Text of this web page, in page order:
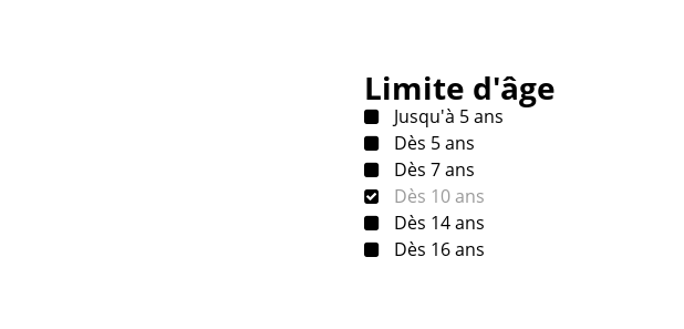
Limite d'âge
Jusqu'à 5 ans
Dès 5 ans
Dès 7 ans
Dès 10 ans
Dès 14 ans
Dès 16 ans